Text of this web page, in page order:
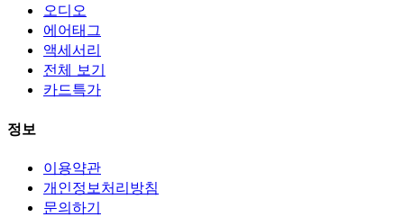
오디오
에어태그
액세서리
전체 보기
카드특가
정보
이용약관
개인정보처리방침
문의하기